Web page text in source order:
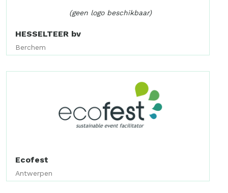
(geen logo beschikbaar)
HESSELTEER bv
Berchem
Ecofest
Antwerpen